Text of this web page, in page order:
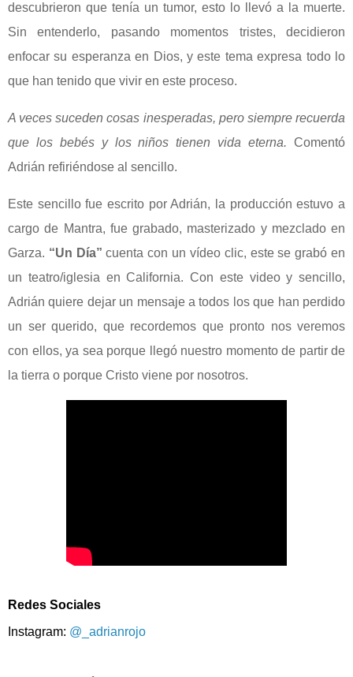
descubrieron que tenía un tumor, esto lo llevó a la muerte.
Sin entenderlo, pasando momentos tristes, decidieron
enfocar su esperanza en Dios, y este tema expresa todo lo
que han tenido que vivir en este proceso.
A veces suceden cosas inesperadas, pero siempre recuerda
que los bebés y los niños tienen vida eterna. Comentó
Adrián refiriéndose al sencillo.
Este sencillo fue escrito por Adrián, la producción estuvo a
cargo de Mantra, fue grabado, masterizado y mezclado en
Garza. “Un Día” cuenta con un vídeo clic, este se grabó en
un teatro/iglesia en California. Con este video y sencillo,
Adrián quiere dejar un mensaje a todos los que han perdido
un ser querido, que recordemos que pronto nos veremos
con ellos, ya sea porque llegó nuestro momento de partir de
la tierra o porque Cristo viene por nosotros.
Redes Sociales
Instagram: @_adrianrojo